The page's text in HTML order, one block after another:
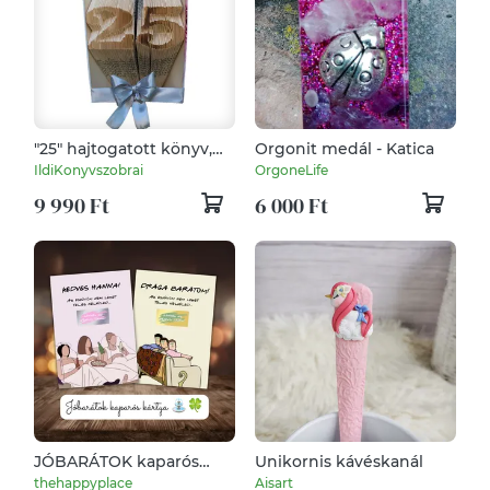
"25" hajtogatott könyv,
könyvszobor évfordulóra
- Rendelésre
IldiKonyvszobrai
9 990 Ft
Orgonit medál - Katica
OrgoneLife
6 000 Ft
JÓBARÁTOK kaparós
kártya 4. / Lánybúcsú,
thehappyplace
Unikornis kávéskanál
Aisart